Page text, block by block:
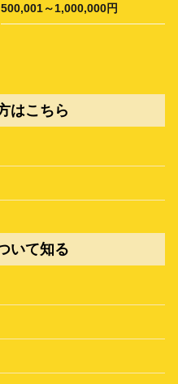
500,001～1,000,000円
はこちら
いて知る